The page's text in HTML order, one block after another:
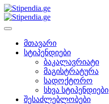
მთავარი
სტიპენდიები
ბაკალავრიატი
მაგისტრატურა
სადოქტორო
სხვა სტიპენდიები
შესაძლებლობები